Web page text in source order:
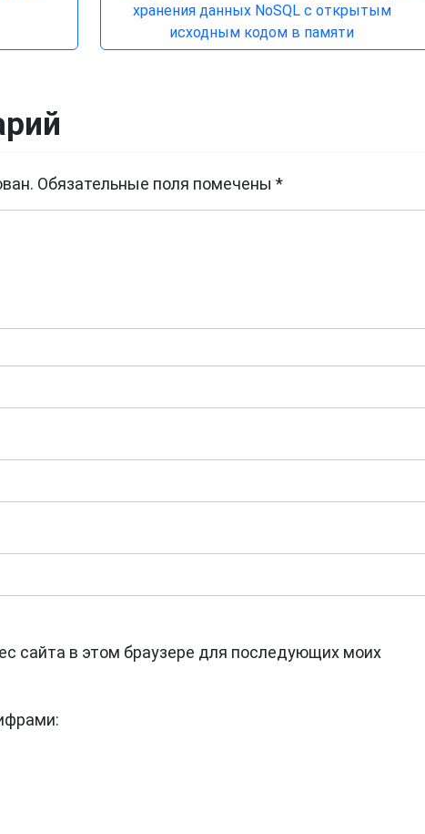
хранения данных NoSQL с открытым
исходным кодом в памяти
Обязательные поля помечены *
сайта в этом браузере для последующих моих